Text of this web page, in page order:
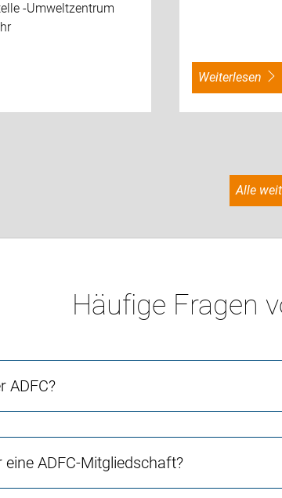
-Umweltzentrum
weiterlesen
Alle
Häufige Fragen
ADFC?
ADFC-Mitgliedschaft?